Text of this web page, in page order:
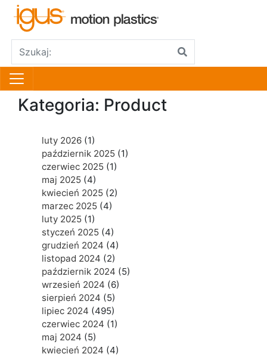
Kategoria: Product
luty 2026 (1)
październik 2025 (1)
czerwiec 2025 (1)
maj 2025 (4)
kwiecień 2025 (2)
marzec 2025 (4)
luty 2025 (1)
styczeń 2025 (4)
grudzień 2024 (4)
listopad 2024 (2)
październik 2024 (5)
wrzesień 2024 (6)
sierpień 2024 (5)
lipiec 2024 (495)
czerwiec 2024 (1)
maj 2024 (5)
kwiecień 2024 (4)